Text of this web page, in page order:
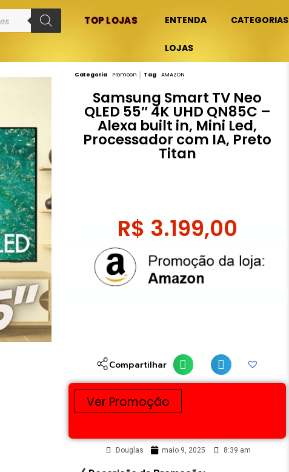
TOP LOJAS ENTENDA CATEGORIAS
LOJAS
Categoria Promoon Tag AMAZON
Samsung Smart TV Neo
QLED 55″ 4K UHD QN85C –
Alexa built in, Mini Led,
Processador com IA, Preto
Titan
R$ 3.199,00
Compartilhar
Ver Promoção
Douglas maio 9, 2025 8:39 am